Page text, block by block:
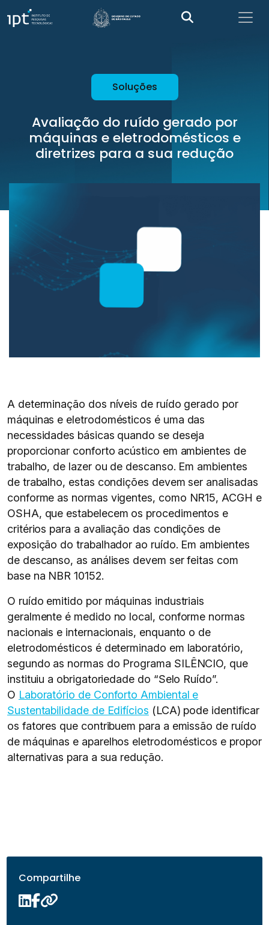
Soluções
Avaliação do ruído gerado por
máquinas e eletrodomésticos e
diretrizes para a sua redução
A determinação dos níveis de ruído gerado por
máquinas e eletrodomésticos é uma das
necessidades básicas quando se deseja
proporcionar conforto acústico em ambientes de
trabalho, de lazer ou de descanso. Em ambientes
de trabalho, estas condições devem ser analisadas
conforme as normas vigentes, como NR15, ACGH e
OSHA, que estabelecem os procedimentos e
critérios para a avaliação das condições de
exposição do trabalhador ao ruído. Em ambientes
de descanso, as análises devem ser feitas com
base na NBR 10152.
O ruído emitido por máquinas industriais
geralmente é medido no local, conforme normas
nacionais e internacionais, enquanto o de
eletrodomésticos é determinado em laboratório,
segundo as normas do Programa SILÊNCIO, que
instituiu a obrigatoriedade do “Selo Ruído”.
O Laboratório de Conforto Ambiental e
Sustentabilidade de Edifícios (LCA) pode identificar
os fatores que contribuem para a emissão de ruído
de máquinas e aparelhos eletrodomésticos e propor
alternativas para a sua redução.
Compartilhe